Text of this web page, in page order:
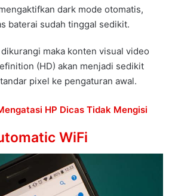
dark mode otomatis,
baterai sudah tinggal sedikit.
maka konten visual video
(HD) akan menjadi sedikit
pixel ke pengaturan awal.
HP Dicas Tidak Mengisi
WiFi